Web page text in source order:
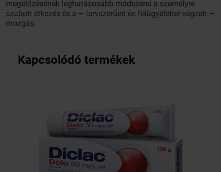
megelőzésének leghatásosabb módszerei a személyre
szabott étkezés és a – tervszerűen és felügyelettel végzett –
mozgás.
Kapcsolódó termékek